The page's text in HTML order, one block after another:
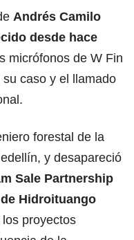
Andrés Camilo
desde hace
micrófonos de W Fin
caso y el llamado
forestal de la
y desapareció
Sale Partnership
Hidroituango
proyectos